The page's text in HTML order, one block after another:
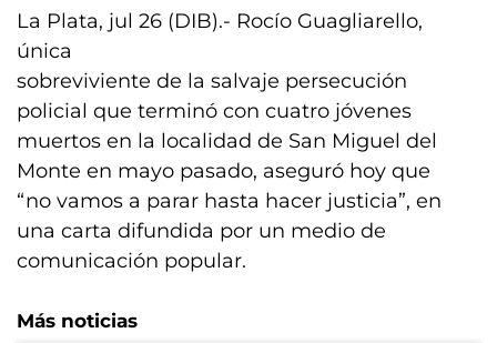
La Plata, jul 26 (DIB).- Rocío Guagliarello,
única
sobreviviente de la salvaje persecución
policial que terminó con cuatro jóvenes
muertos en la localidad de San Miguel del
Monte en mayo pasado, aseguró hoy que
“no vamos a parar hasta hacer justicia”, en
una carta difundida por un medio de
comunicación popular.
Más noticias